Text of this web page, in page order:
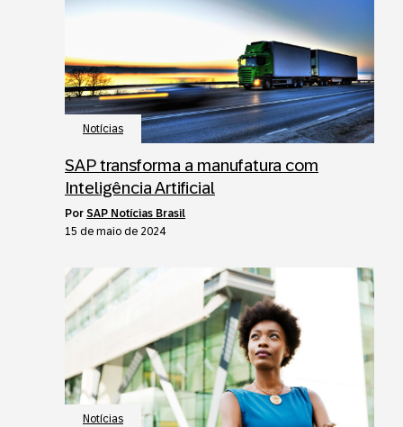
Notícias
SAP transforma a manufatura com
Inteligência Artificial
por SAP Notícias Brasil
15 de maio de 2024
Notícias